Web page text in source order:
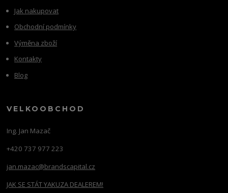
Jak nakupovat
Obchodní podmínky
Výměna zboží
Kontakty
Blog
VELKOOBCHOD
Ing. Jan Mazač
+420 737 977 223
jan.mazac@brandscapital.cz
JAK SE STÁT YAKUZA DEALEREM!